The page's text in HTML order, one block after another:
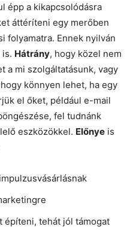
épp a kikapcsolódásra
áttéríteni egy merőben
folyamatra. Ennek nyilván
is. Hátrány, hogy közel nem
a mi szolgáltatásunk, vagy
könnyen lehet, ha egy
el őket, például e-mail
fel tudnánk
eszközökkel. Előnye is
építeni, tehát jól támogat